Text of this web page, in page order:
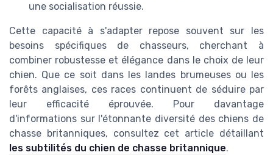
une socialisation réussie.
Cette capacité à s'adapter repose souvent sur les
besoins spécifiques de chasseurs, cherchant à
combiner robustesse et élégance dans le choix de leur
chien. Que ce soit dans les landes brumeuses ou les
forêts anglaises, ces races continuent de séduire par
leur efficacité éprouvée. Pour davantage
d'informations sur l'étonnante diversité des chiens de
chasse britanniques, consultez cet article détaillant
les subtilités du chien de chasse britannique.